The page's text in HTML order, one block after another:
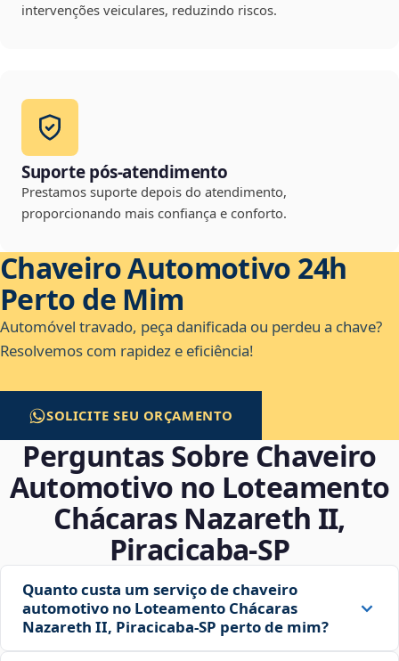
intervenções veiculares, reduzindo riscos.
Suporte pós-atendimento
Prestamos suporte depois do atendimento,
proporcionando mais confiança e conforto.
Chaveiro Automotivo 24h
Perto de Mim
Automóvel travado, peça danificada ou perdeu a chave?
Resolvemos com rapidez e eficiência!
SOLICITE SEU ORÇAMENTO
Perguntas Sobre Chaveiro
Automotivo no Loteamento
Chácaras Nazareth II,
Piracicaba‑SP
Quanto custa um serviço de chaveiro
automotivo no Loteamento Chácaras
Nazareth II, Piracicaba‑SP perto de mim?